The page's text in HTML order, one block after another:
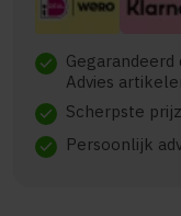
check
Advies
check Scherpste
check Persoonlijk